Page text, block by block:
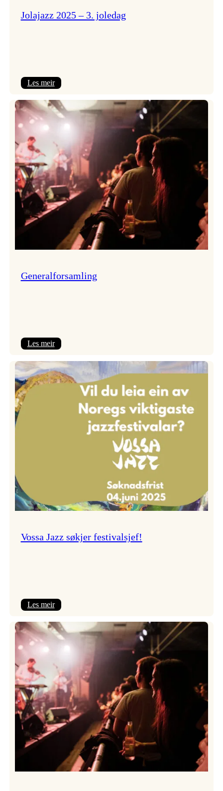
Jolajazz 2025 – 3. joledag
Les meir:
2025
–
joledag
Generalforsamling
Les meir:
Vossa Jazz søkjer festivalsjef!
Les meir:
Jazz
søkjer